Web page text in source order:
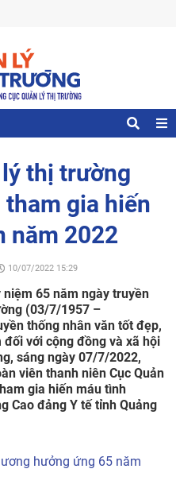
thị trường
gia hiến
năm 2022
10/07/2022 15:29
65 năm ngày truyền
(03/7/1957 –
thống nhân văn tốt đẹp,
với cộng đồng và xã hội
sáng ngày 07/7/2022,
viên thanh niên Cục Quản
gia hiến máu tình
Cao đảng Y tế tỉnh Quảng
hưởng ứng 65 năm